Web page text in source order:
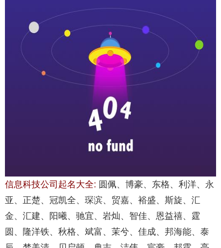
信息科技公司起名大全: 圆佩、博豪、东格、利洋、永
亚、正楚、冠凯全、琛滨、贸嘉、裕盛、斯旋、汇
金、汇建、阳曦、驰宜、岩灿、智佳、恩益禧、霆
圆、隆洋铁、秋格、斌富、茉兮、佳成、邦海能、泰